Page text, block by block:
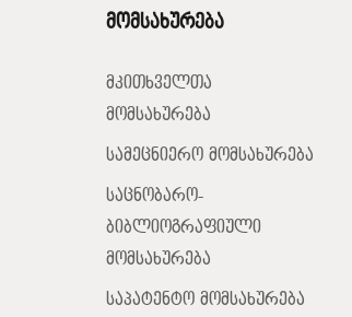
მომსახურება
მკითხველთა
მომსახურება
სამეცნიერო მომსახურება
საცნობარო-
ბიბლიოგრაფიული
მომსახურება
საპატენტო მომსახურება